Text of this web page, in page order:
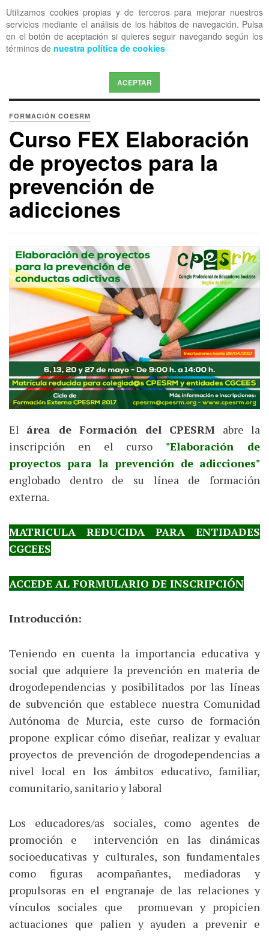
Utilizamos cookies propias y de terceros para mejorar nuestros
servicios mediante el análisis de los hábitos de navegación. Pulsa
en el botón de aceptación si quieres seguir navegando según los
términos de nuestra política de cookies
ACEPTAR
OFF CANVAS
FORMACIÓN COESRM
Curso FEX Elaboración
de proyectos para la
prevención de
adicciones
El área de Formación del CPESRM abre la
inscripción en el curso "Elaboración de
proyectos para la prevención de adicciones"
englobado dentro de su línea de formación
externa.
MATRICULA REDUCIDA PARA ENTIDADES
CGCEES
ACCEDE AL FORMULARIO DE INSCRIPCIÓN
Introducción:
Teniendo en cuenta la importancia educativa y
social que adquiere la prevención en materia de
drogodependencias y posibilitados por las líneas
de subvención que establece nuestra Comunidad
Autónoma de Murcia, este curso de formación
propone explicar cómo diseñar, realizar y evaluar
proyectos de prevención de drogodependencias a
nivel local en los ámbitos educativo, familiar,
comunitario, sanitario y laboral
Los educadores/as sociales, como agentes de
promoción e intervención en las dinámicas
socioeducativas y culturales, son fundamentales
como figuras acompañantes, mediadoras y
propulsoras en el engranaje de las relaciones y
vínculos sociales que promuevan y propicien
actuaciones que palien y ayuden a prevenir e